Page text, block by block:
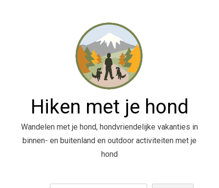
Hiken met je hond
Wandelen met je hond, hondvriendelijke vakanties in
binnen- en buitenland en outdoor activiteiten met je
hond